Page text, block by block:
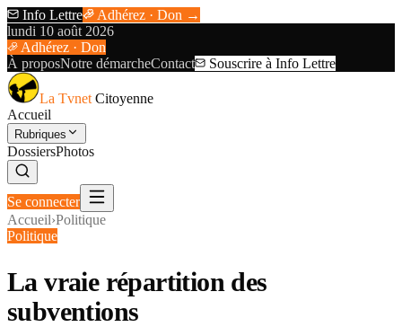
Info Lettre
Adhérez · Don →
lundi 10 août 2026
Adhérez · Don
À proposNotre démarcheContact Souscrire à Info Lettre
La Tvnet Citoyenne
Accueil
Rubriques
DossiersPhotos
Se connecter
Accueil›Politique
Politique
La vraie répartition des
subventions